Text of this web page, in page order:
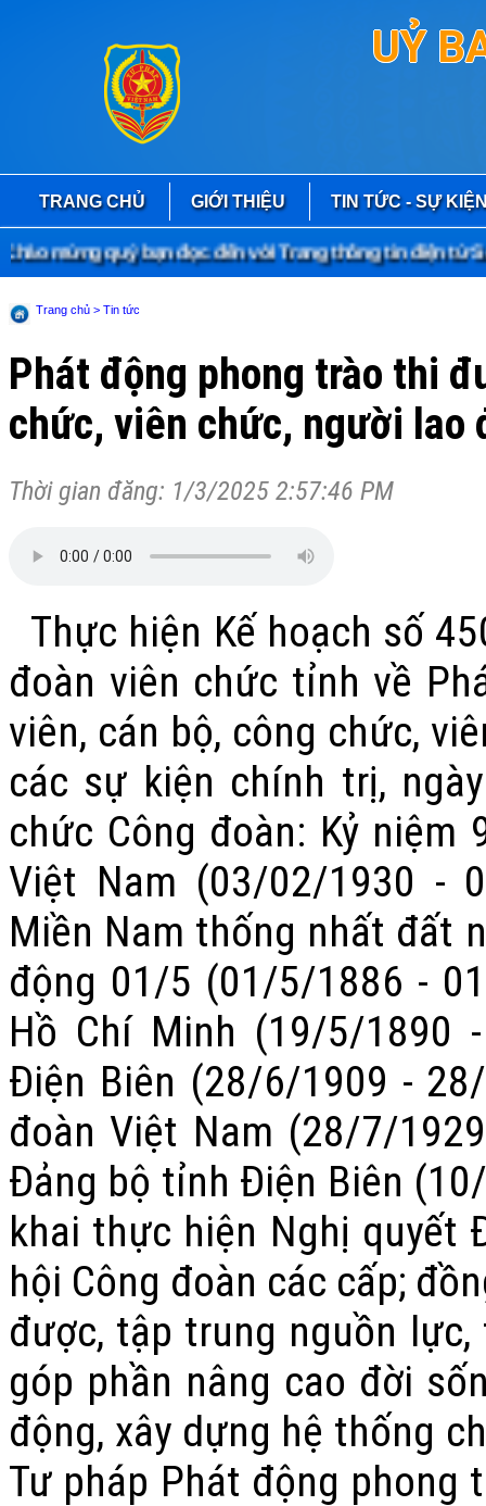
UỶ
TRANG CHỦ GIỚI THIỆU TIN TỨC - SỰ
mừng quý bạn đọc đến với Trang thông tin điện tử Sở
Trang chủ > Tin tức
Phát động phong trào thi
chức, viên chức, người lao
Thời gian đăng: 1/3/2025 2:57:46 PM
Thực hiện Kế hoạch số
đoàn viên chức tỉnh về
viên, cán bộ, công chức,
các sự kiện chính trị,
chức Công đoàn: Kỷ niệm
Việt Nam (03/02/1930 -
Miền Nam thống nhất đất
động 01/5 (01/5/1886 -
Hồ Chí Minh (19/5/1890
Điện Biên (28/6/1909 -
đoàn Việt Nam (28/7/
Đảng bộ tỉnh Điện Biên
khai thực hiện Nghị quyết
hội Công đoàn các cấp;
được, tập trung nguồn
góp phần nâng cao đời
động, xây dựng hệ thống
Tư pháp Phát động phong